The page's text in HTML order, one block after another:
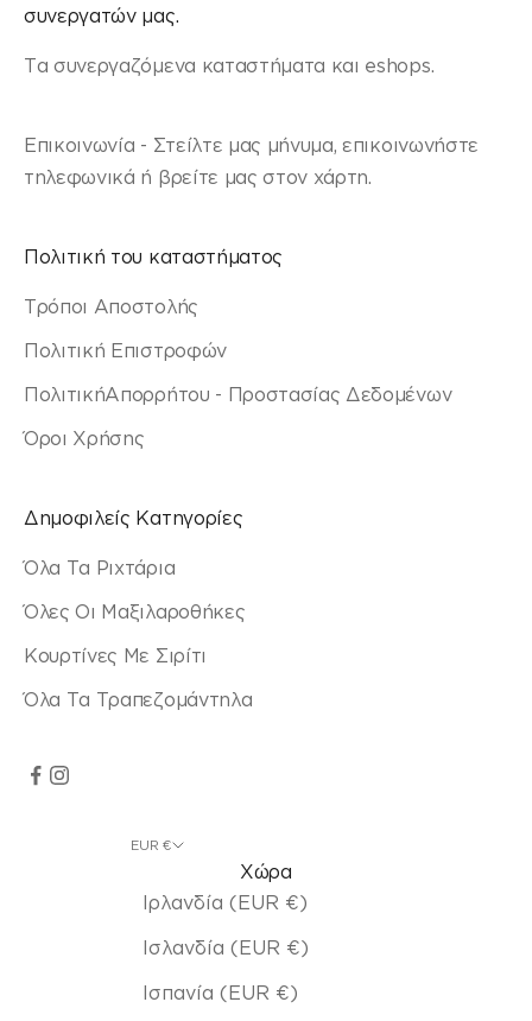
συνεργατών μας.
Τα συνεργαζόμενα καταστήματα και eshops.
Επικοινωνία - Στείλτε μας μήνυμα, επικοινωνήστε
τηλεφωνικά ή βρείτε μας στον χάρτη.
Πολιτική του καταστήματος
Τρόποι Αποστολής
Πολιτική Επιστροφών
ΠολιτικήΑπορρήτου - Προστασίας Δεδομένων
Όροι Χρήσης
Δημοφιλείς Κατηγορίες
Όλα Τα Ριχτάρια
Όλες Οι Μαξιλαροθήκες
Κουρτίνες Με Σιρίτι
Όλα Τα Τραπεζομάντηλα
EUR €
Χώρα
Ιρλανδία (EUR €)
Ισλανδία (EUR €)
Ισπανία (EUR €)